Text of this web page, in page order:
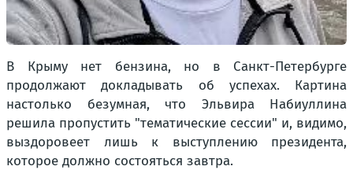
В Крыму нет бензина, но в Санкт-Петербурге
продолжают докладывать об успехах. Картина
настолько безумная, что Эльвира Набиуллина
решила пропустить "тематические сессии" и, видимо,
выздоровеет лишь к выступлению президента,
которое должно состояться завтра.